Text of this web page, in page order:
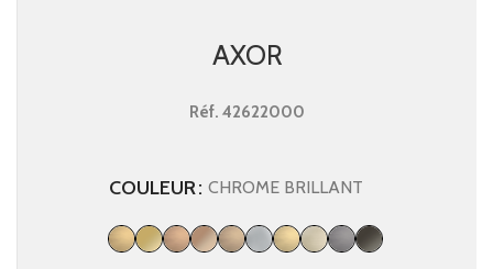
AXOR
Réf. 42622000
COULEUR CHROME BRILLANT